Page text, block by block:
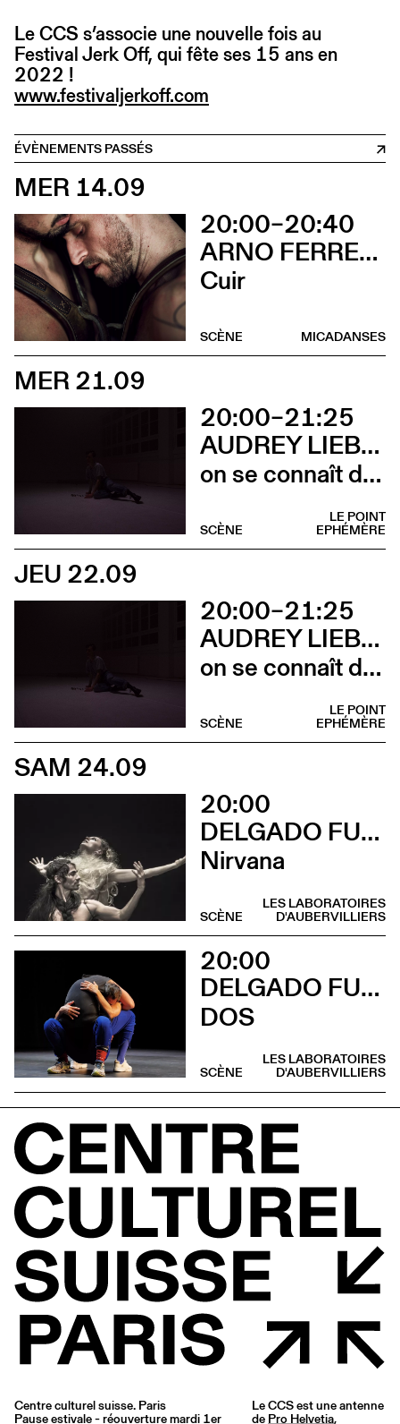
Le CCS s’associe une nouvelle fois au
Festival Jerk Off, qui fête ses 15 ans en
2022 !
www.festivaljerkoff.com
ÉVÈNEMENTS PASSÉS
MER 14.09
20:00–20:40
ARNO FERRERA & GILLES POLET CIE UN LOUP POUR L'HOMME
Cuir
MICADANSES
SCÈNE
MER 21.09
20:00–21:25
AUDREY LIEBOT
on se connaît de la nuit
LE POINT
EPHÉMÈRE
SCÈNE
JEU 22.09
20:00–21:25
AUDREY LIEBOT
on se connaît de la nuit
LE POINT
EPHÉMÈRE
SCÈNE
SAM 24.09
20:00
DELGADO FUCHS
Nirvana
LES LABORATOIRES
D'AUBERVILLIERS
SCÈNE
20:00
DELGADO FUCHS
DOS
LES LABORATOIRES
D'AUBERVILLIERS
SCÈNE
Centre culturel suisse. Paris
Pause estivale - réouverture mardi 1er
Le CCS est une antenne
de Pro Helvetia,